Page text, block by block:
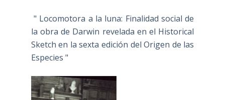
" Locomotora a la luna: Finalidad social de
la obra de Darwin revelada en el Historical
Sketch en la sexta edición del Origen de las
Especies "